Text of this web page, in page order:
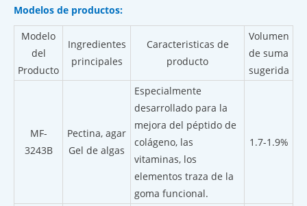
Modelos de productos:
Modelo
del
Producto
Ingredientes
principales
Caracteristicas de
producto
Volumen
de suma
sugerida
MF-
3243B
Pectina, agar
Gel de algas
Especialmente
desarrollado para la
mejora del péptido de
colágeno, las
vitaminas, los
elementos traza de la
goma funcional.
1.7-1.9%